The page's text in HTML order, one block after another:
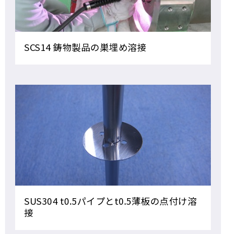
SCS14 鋳物製品の巣埋め溶接
SUS304 t0.5パイプとt0.5薄板の点付け溶
接